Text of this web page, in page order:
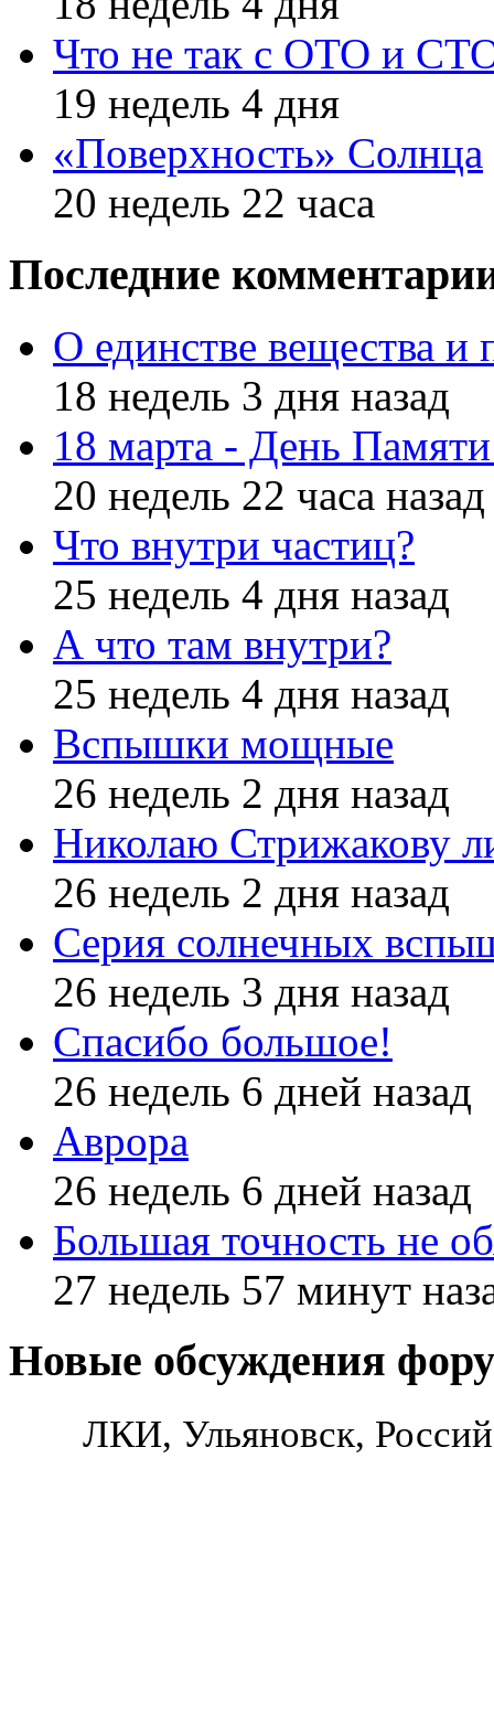
Что не так с ОТО и
19 недель 4 дня
«Поверхность» Солнца
20 недель 22 часа
Последние
О единстве вещества и
18 недель 3 дня назад
18 марта - День
20 недель 22 часа назад
Что внутри частиц?
25 недель 4 дня назад
А что там внутри?
25 недель 4 дня назад
Вспышки мощные
26 недель 2 дня назад
Николаю Стрижакову
26 недель 2 дня назад
Серия солнечных
26 недель 3 дня назад
Спасибо большое!
26 недель 6 дней назад
Аврора
26 недель 6 дней назад
Большая точность не
27 недель 57 минут
Новые обсуждения
ЛКИ, Ульяновск,